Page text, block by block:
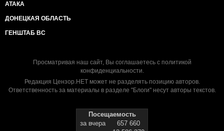
АТАКА
ДОНЕЦКАЯ ОБЛАСТЬ
ГЕНШТАБ ВС
Просматривая наш сайт, Вы соглашаетесь с политикой
конфиденциальности.
Редакция Цензор.НЕТ может не разделять позицию авторов.
Ответственность за материалы в разделе "Блоги" несут авторы текстов.
Посещаемость
за вчера
657 660